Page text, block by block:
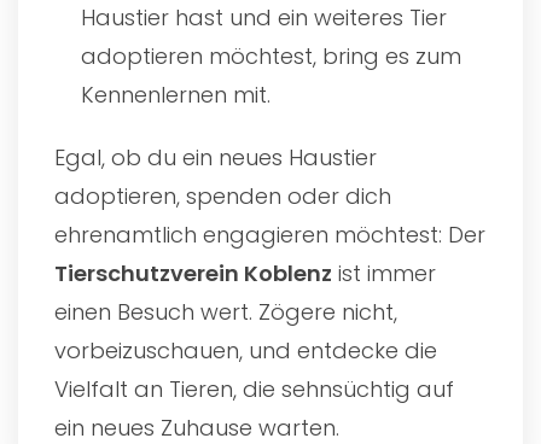
Haustier hast und ein weiteres Tier
adoptieren möchtest, bring es zum
Kennenlernen mit.
Egal, ob du ein neues Haustier
adoptieren, spenden oder dich
ehrenamtlich engagieren möchtest: Der
Tierschutzverein Koblenz ist immer
einen Besuch wert. Zögere nicht,
vorbeizuschauen, und entdecke die
Vielfalt an Tieren, die sehnsüchtig auf
ein neues Zuhause warten.